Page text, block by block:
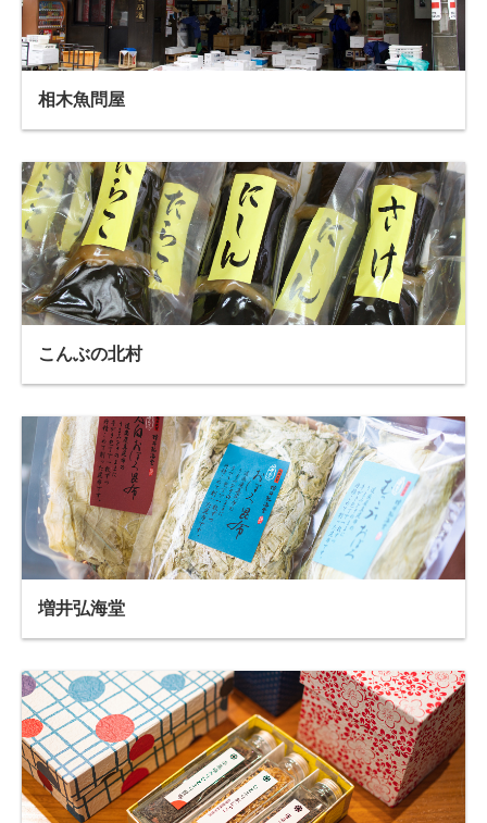
相木魚問屋
こんぶの北村
増井弘海堂